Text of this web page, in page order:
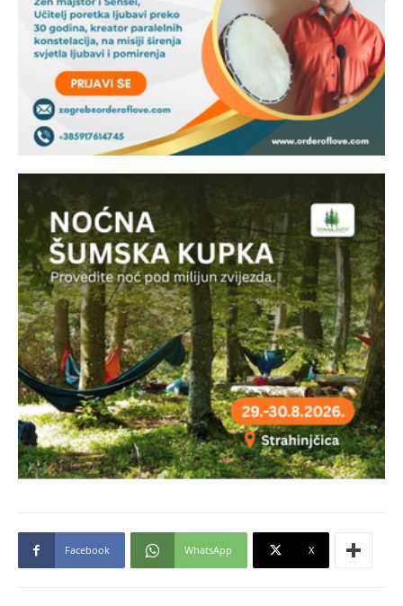
Facebook WhatsApp X